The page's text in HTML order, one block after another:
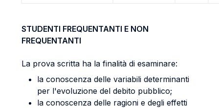
STUDENTI FREQUENTANTI E NON
FREQUENTANTI
La prova scritta ha la finalità di esaminare:
la conoscenza delle variabili determinanti
per l'evoluzione del debito pubblico;
la conoscenza delle ragioni e degli effetti